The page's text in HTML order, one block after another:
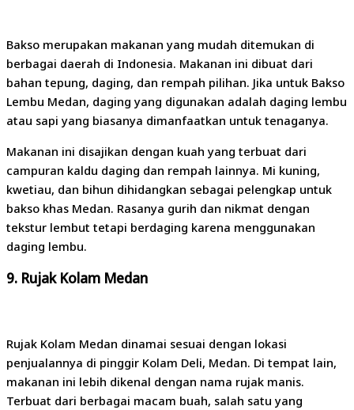
Bakso merupakan makanan yang mudah ditemukan di
berbagai daerah di Indonesia. Makanan ini dibuat dari
bahan tepung, daging, dan rempah pilihan. Jika untuk Bakso
Lembu Medan, daging yang digunakan adalah daging lembu
atau sapi yang biasanya dimanfaatkan untuk tenaganya.
Makanan ini disajikan dengan kuah yang terbuat dari
campuran kaldu daging dan rempah lainnya. Mi kuning,
kwetiau, dan bihun dihidangkan sebagai pelengkap untuk
bakso khas Medan. Rasanya gurih dan nikmat dengan
tekstur lembut tetapi berdaging karena menggunakan
daging lembu.
9. Rujak Kolam Medan
Rujak Kolam Medan dinamai sesuai dengan lokasi
penjualannya di pinggir Kolam Deli, Medan. Di tempat lain,
makanan ini lebih dikenal dengan nama rujak manis.
Terbuat dari berbagai macam buah, salah satu yang